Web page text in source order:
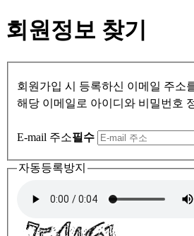
회원정보 찾기
회원가입 시 등록하신 이메일 주소
해당 이메일로 아이디와 비밀번호
E-mail 주소필수
자동등록방지